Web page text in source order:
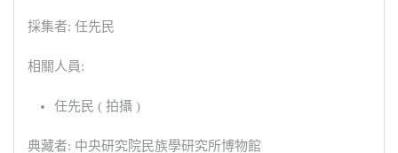
採集者: 任先民
相關人員:
任先民 ( 拍攝 )
典藏者: 中央研究院民族學研究所博物館